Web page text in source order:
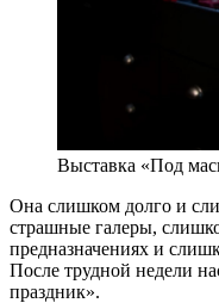
Выставка «Под
Она слишком долго и
страшные галеры,
предназначениях и
После трудной недели
праздник».